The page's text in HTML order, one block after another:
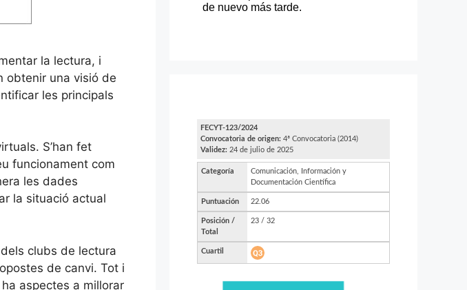
la lectura, i
obtenir una visió de
les principals
S’han fet
funcionament com
les dades
la situació actual
clubs de lectura
de canvi. Tot i
aspectes a millorar